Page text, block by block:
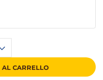
AL CARRELLO